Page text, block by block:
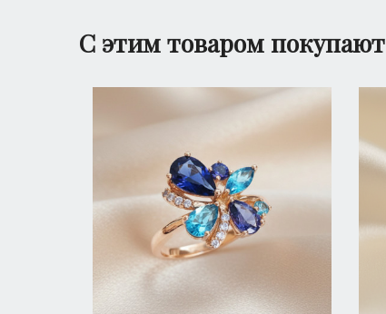
С этим товаром покупают